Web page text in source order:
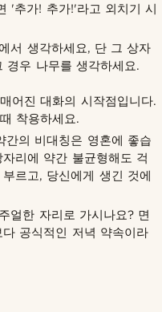
'추가! 추가!'라고 외치기 시
서 생각하세요, 단 그 상자
경우 나무를 생각하세요.
어진 대화의 시작점입니다.
착용하세요.
간의 비대칭은 영혼에 좋습
리에 약간 불균형해도 걱
르고, 당신에게 생긴 것에
얼한 자리로 가시나요? 면
공식적인 저녁 약속이라